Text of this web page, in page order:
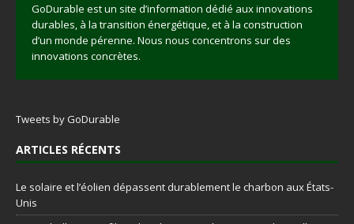
GoDurable est un site d’information dédié aux innovations
durables, à la transition énergétique, et à la construction
d’un monde pérenne. Nous nous concentrons sur des
innovations concrètes.
Tweets by GoDurable
ARTICLES RÉCENTS
Le solaire et l’éolien dépassent durablement le charbon aux États-
Unis